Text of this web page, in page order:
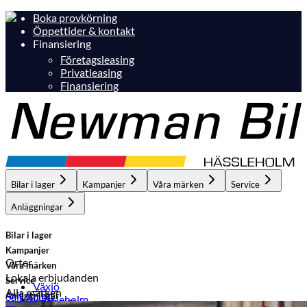
Boka provkörning
Öppettider & kontakt
Finansiering
Företagsleasing
Privatleasing
Finansiering
Bilar i lager Kampanjer Våra märken Service
Anläggningar
Bilar i lager
Orter
Växjö
Hässleholm
Kampanjer
Lokala erbjudanden
Hässleholm
Våra märken
Alla märken
Service
Anläggningar
Sälj din bil